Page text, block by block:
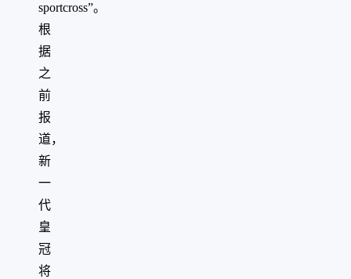
sportcross”。
根
据
之
前
报
道，
新
一
代
皇
冠
将